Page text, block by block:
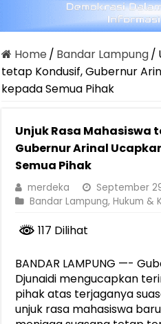
Home / Bandar Lampung/
tetap Kondusif, Gubernur
kepada Semua Pihak
Unjuk Rasa Mahasiswa
Gubernur Arinal
Semua Pihak
merdeka
September
Bandar Lampung,Hukum &
117 Dilihat
BANDAR LAMPUNG —-
Djunaidi mengucapkan
pihak atas terjaganya
unjuk rasa mahasiswa